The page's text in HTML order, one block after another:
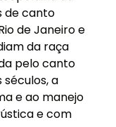
de canto
de Janeiro e
da raça
pelo canto
a
e ao manejo
e com